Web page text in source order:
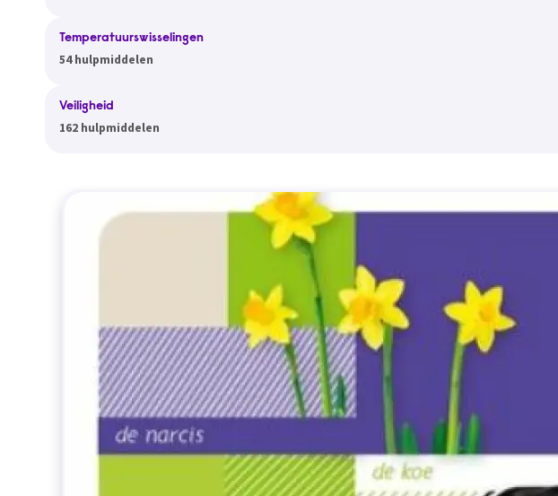
Temperatuurswisselingen
54 hulpmiddelen
Veiligheid
162 hulpmiddelen